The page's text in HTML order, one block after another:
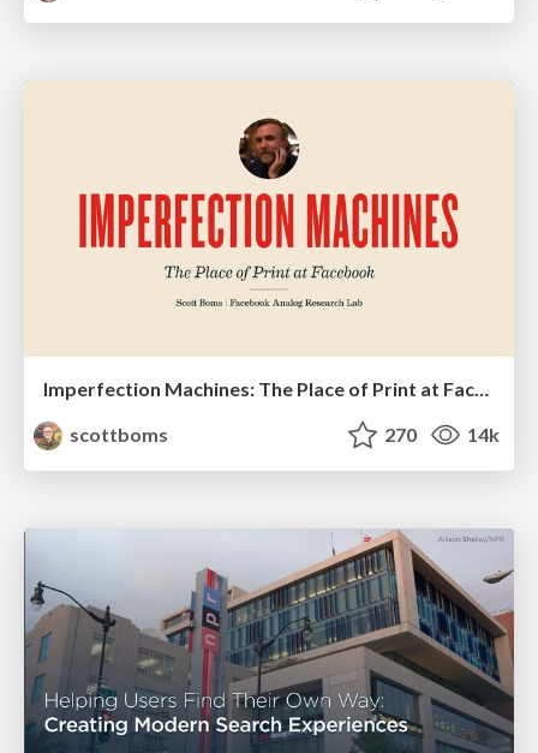
scottboms
270 14k